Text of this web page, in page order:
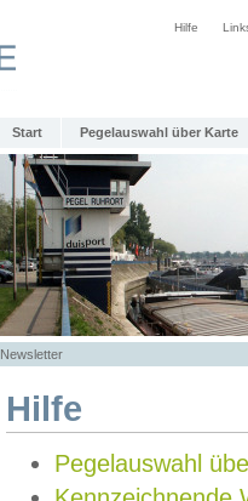
Hilfe
Start Pegelauswahl über Karte
Newsletter
Hilfe
Pegelauswahl